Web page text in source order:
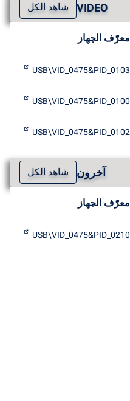
VIDEO شاهد الكل
معرّف الجهاز
USB\VID_0475&PID_0103
USB\VID_0475&PID_0100
USB\VID_0475&PID_0102
آخرون شاهد الكل
معرّف الجهاز
USB\VID_0475&PID_0210